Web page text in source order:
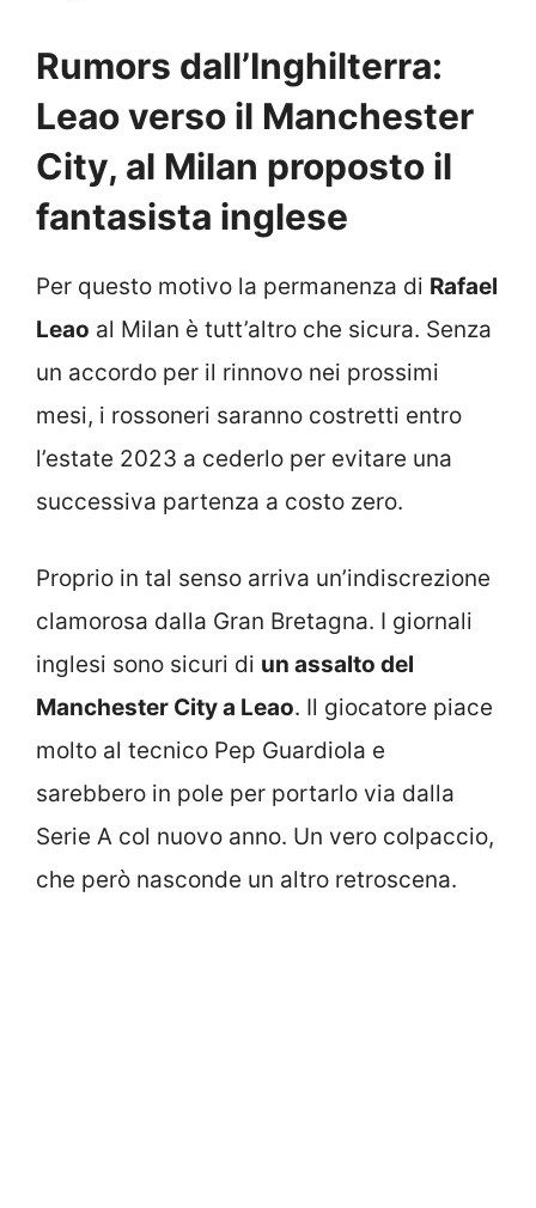
Rumors dall’Inghilterra:
Leao verso il Manchester
City, al Milan proposto il
fantasista inglese
Per questo motivo la permanenza di Rafael
Leao al Milan è tutt’altro che sicura. Senza
un accordo per il rinnovo nei prossimi
mesi, i rossoneri saranno costretti entro
l’estate 2023 a cederlo per evitare una
successiva partenza a costo zero.
Proprio in tal senso arriva un’indiscrezione
clamorosa dalla Gran Bretagna. I giornali
inglesi sono sicuri di un assalto del
Manchester City a Leao. Il giocatore piace
molto al tecnico Pep Guardiola e
sarebbero in pole per portarlo via dalla
Serie A col nuovo anno. Un vero colpaccio,
che però nasconde un altro retroscena.